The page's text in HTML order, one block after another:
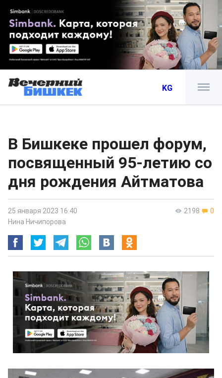
KG
В Бишкеке прошел форум,
посвященный 95-летию со
дня рождения Айтматова
2198 0
25 января 2023 16:40
Нина Ничипорова